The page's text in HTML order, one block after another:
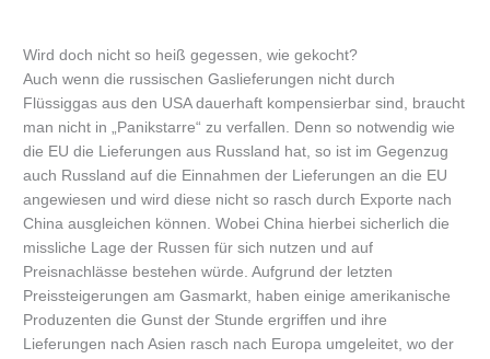
Wird doch nicht so heiß gegessen, wie gekocht?
Auch wenn die russischen Gaslieferungen nicht durch
Flüssiggas aus den USA dauerhaft kompensierbar sind, braucht
man nicht in „Panikstarre“ zu verfallen. Denn so notwendig wie
die EU die Lieferungen aus Russland hat, so ist im Gegenzug
auch Russland auf die Einnahmen der Lieferungen an die EU
angewiesen und wird diese nicht so rasch durch Exporte nach
China ausgleichen können. Wobei China hierbei sicherlich die
missliche Lage der Russen für sich nutzen und auf
Preisnachlässe bestehen würde. Aufgrund der letzten
Preissteigerungen am Gasmarkt, haben einige amerikanische
Produzenten die Gunst der Stunde ergriffen und ihre
Lieferungen nach Asien rasch nach Europa umgeleitet, wo der